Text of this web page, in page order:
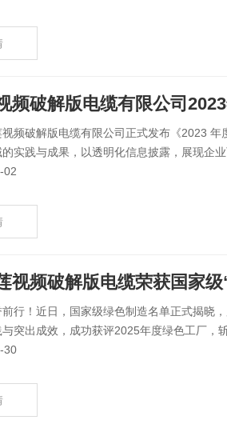
频破解版电缆有限公司
频破解版电缆有限公司正式发布《2023
实践与成果，以透明化信息披露，展现企
02
视频破解版电缆荣获国家级
行！近日，国家级绿色制造名单正式揭晓
突出成效，成功获评2025年度绿色工厂，
30